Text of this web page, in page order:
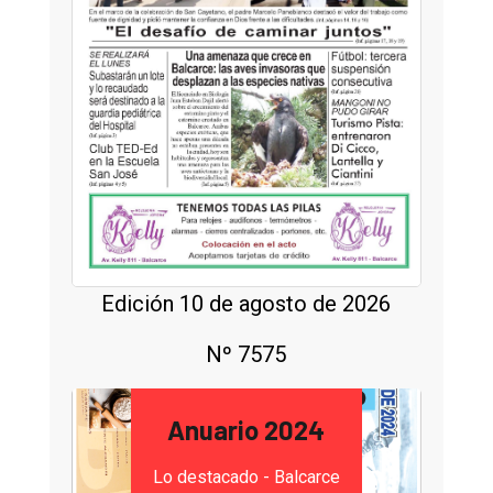
Edición 10 de agosto de 2026
Nº 7575
Anuario 2024
Lo destacado - Balcarce